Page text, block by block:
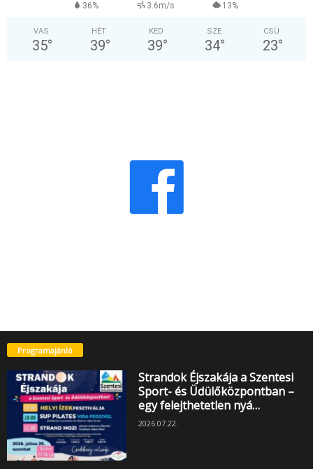
36% 3.6m/s 13%
VAS
35°
HÉT
39°
KED
39°
SZE
34°
CSÜ
23°
Programajánló
Strandok Éjszakája a Szentesi
Sport- és Üdülőközpontban –
egy felejthetetlen nyá…
2026.07.22.